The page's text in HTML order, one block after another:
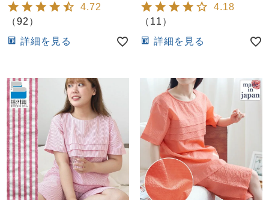
春 秋
すべての生地一覧はこちら
羽織・バスロ
ーブ
上着単品
ズボン単品
ガールズ長袖 ガールズ半袖 ワンピース
4.72
（92 ）
詳細を見る
4.18
（ 11 ）
詳細を見る